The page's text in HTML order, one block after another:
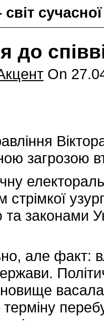
світ
до
On
загрозою
та законами
але факт:
терміну